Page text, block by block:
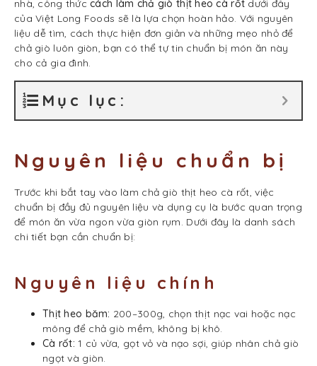
nhà, công thứccách làm chả giò thịt heo cà rốt dưới đây
của Việt Long Foods sẽ là lựa chọn hoàn hảo. Với nguyên
liệu dễ tìm, cách thực hiện đơn giản và những mẹo nhỏ để
chả giò luôn giòn, bạn có thể tự tin chuẩn bị món ăn này
cho cả gia đình.
Mục lục:
Nguyên liệu chuẩn bị
Trước khi bắt tay vào làm chả giò thịt heo cà rốt, việc
chuẩn bị đầy đủ nguyên liệu và dụng cụ là bước quan trọng
để món ăn vừa ngon vừa giòn rụm. Dưới đây là danh sách
chi tiết bạn cần chuẩn bị:
Nguyên liệu chính
Thịt heo băm: 200–300g, chọn thịt nạc vai hoặc nạc
mông để chả giò mềm, không bị khô.
Cà rốt: 1 củ vừa, gọt vỏ và nạo sợi, giúp nhân chả giò
ngọt và giòn.